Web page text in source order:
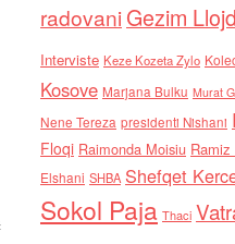
radovaniGezim
Interviste Keze Kozeta Zylo
Kosove Marjana Bulku Murat
Nene Tereza presidenti Nishani
Floqi Raimonda Moisiu
Elshani SHBA Shefqet
Sokol Paja Thaci